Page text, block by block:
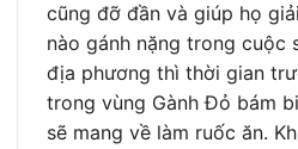
cũng đỡ đần và giúp họ
nào gánh nặng trong cuộc
địa phương thì thời gian
trong vùng Gành Đỏ bám
sẽ mang về làm ruốc ăn.